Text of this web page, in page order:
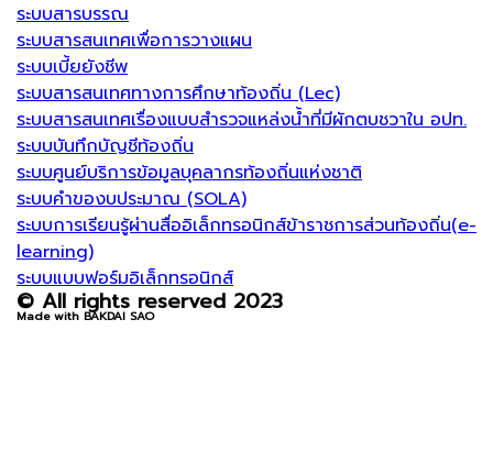
ระบบสารบรรณ
ระบบสารสนเทศเพื่อการวางแผน
ระบบเบี้ยยังชีพ
ระบบสารสนเทศทางการศึกษาท้องถิ่น (Lec)
ระบบสารสนเทศเรื่องแบบสำรวจแหล่งน้ำที่มีผักตบชวาใน อปท.
ระบบบันทึกบัญชีท้องถิ่น
ระบบศูนย์บริการข้อมูลบุคลากรท้องถิ่นแห่งชาติ
ระบบคำของบประมาณ (SOLA)
ระบบการเรียนรู้ผ่านสื่ออิเล็กทรอนิกส์ข้าราชการส่วนท้องถิ่น(e-
learning)
ระบบแบบฟอร์มอิเล็กทรอนิกส์
© All rights reserved 2023
Made with BAKDAI SAO